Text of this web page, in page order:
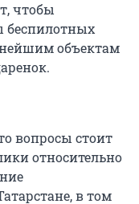
чтобы
беспилотных
объектам
вопросы стоит
относительно
в том